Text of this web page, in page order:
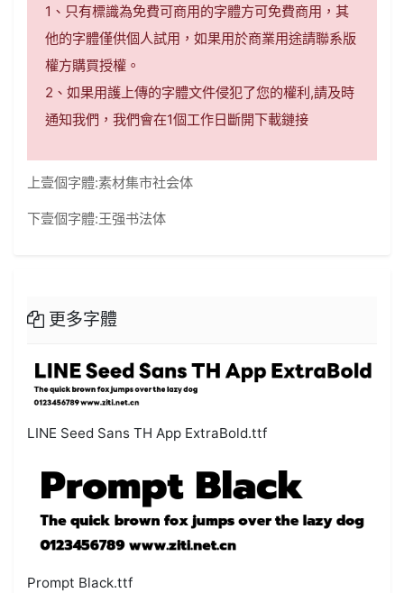
1、只有標識為免費可商用的字體方可免費商用，其
他的字體僅供個人試用，如果用於商業用途請聯系版
權方購買授權。
2、如果用護上傳的字體文件侵犯了您的權利,請及時
通知我們，我們會在1個工作日斷開下載鏈接
上壹個字體:素材集市社会体
下壹個字體:王强书法体
更多字體
LINE Seed Sans TH App ExtraBold.ttf
Prompt Black.ttf